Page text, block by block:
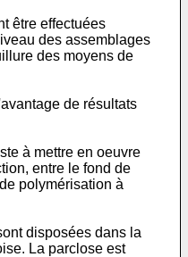
être effectuées
des assemblages
des moyens de
de résultats
à mettre en oeuvre
entre le fond de
polymérisation à
disposées dans la
La parclose est